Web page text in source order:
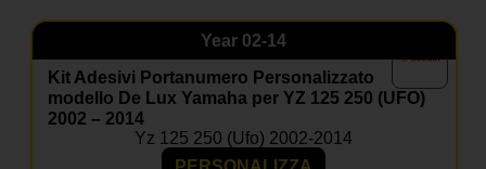
Year 02-14
Kit Adesivi Portanumero Personalizzato
modello De Lux Yamaha per YZ 125 250 (UFO)
2002 – 2014
Yz 125 250 (ufo) 2002-2014